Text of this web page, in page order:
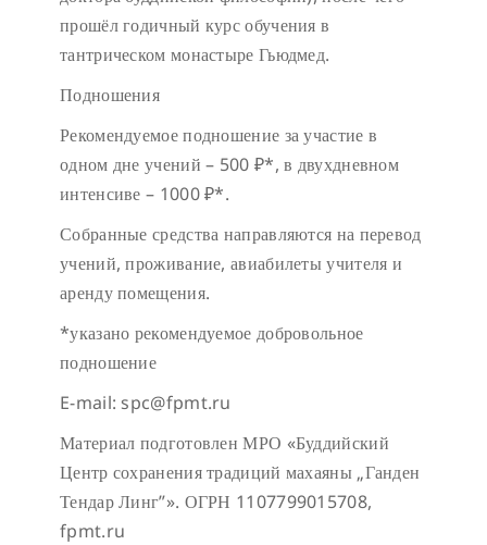
прошёл годичный курс обучения в
тантрическом монастыре Гьюдмед.
Подношения
Рекомендуемое подношение за участие в
одном дне учений – 500 ₽*, в двухдневном
интенсиве – 1000 ₽*.
Собранные средства направляются на перевод
учений, проживание, авиабилеты учителя и
аренду помещения.
*указано рекомендуемое добровольное
подношение
E-mail: spc@fpmt.ru
Материал подготовлен МРО «Буддийский
Центр сохранения традиций махаяны „Ганден
Тендар Линг”». ОГРН 1107799015708,
fpmt.ru